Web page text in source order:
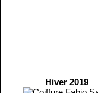
Hiver 2019